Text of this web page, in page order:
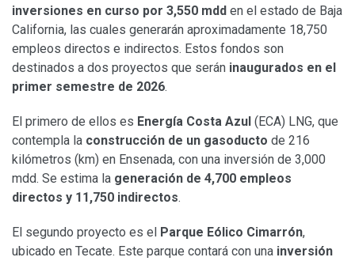
inversiones en curso por 3,550 mdd en el estado de Baja
California, las cuales generarán aproximadamente 18,750
empleos directos e indirectos. Estos fondos son
destinados a dos proyectos que serán inaugurados en el
primer semestre de 2026.
El primero de ellos es Energía Costa Azul (ECA) LNG, que
contempla la construcción de un gasoducto de 216
kilómetros (km) en Ensenada, con una inversión de 3,000
mdd. Se estima la generación de 4,700 empleos
directos y 11,750 indirectos.
El segundo proyecto es el Parque Eólico Cimarrón,
ubicado en Tecate. Este parque contará con una inversión